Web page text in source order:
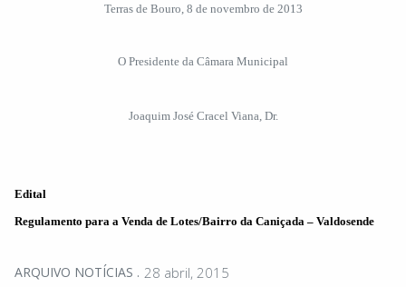
Terras de Bouro, 8 de novembro de 2013
O Presidente da Câmara Municipal
Joaquim José Cracel Viana, Dr.
Edital
Regulamento para a Venda de Lotes/Bairro da Caniçada – Valdosende
ARQUIVO NOTÍCIAS 28 abril, 2015